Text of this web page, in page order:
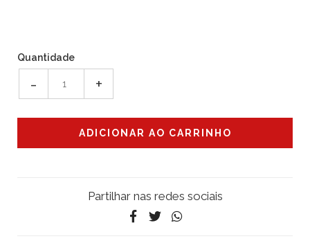
Quantidade
- +
Partilhar nas redes sociais